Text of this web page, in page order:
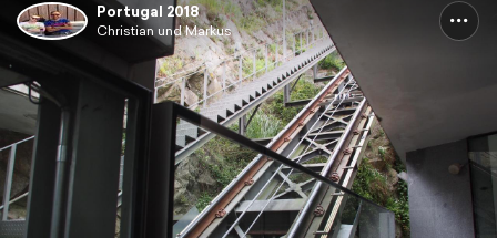
Portugal 2018
Christian und Markus